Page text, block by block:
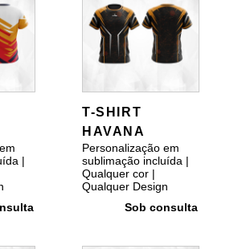
|
T-SHIRT
HAVANA
Personalização em
sublimação incluída |
Qualquer cor |
Qualquer Design
Sob consulta